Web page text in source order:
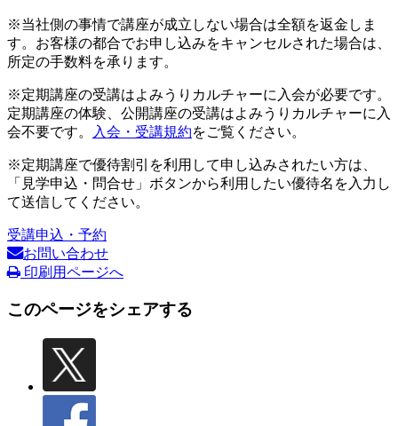
※当社側の事情で講座が成立しない場合は全額を返金しま
す。お客様の都合でお申し込みをキャンセルされた場合は、
所定の手数料を承ります。
※定期講座の受講はよみうりカルチャーに入会が必要です。
定期講座の体験、公開講座の受講はよみうりカルチャーに入
会不要です。
入会・受講規約をご覧ください。
※定期講座で優待割引を利用して申し込みされたい方は、
「見学申込・問合せ」ボタンから利用したい優待名を入力し
て送信してください。
受講申込・予約
お問い合わせ
印刷用ページへ
このページをシェアする